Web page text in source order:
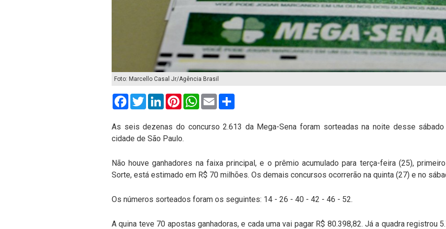
Foto: Marcello Casal Jr/Agência Brasil
FacebookTwitterLinkedInPinterestWhatsApp
Email
As seis dezenas do concurso 2.613 da Mega-Sena foram sorteadas na noite desse
cidade de São Paulo.
Não houve ganhadores na faixa principal, e o prêmio acumulado para terça-feira (25),
Sorte, está estimado em R$ 70 milhões. Os demais concursos ocorrerão na quinta (27) e no
Os números sorteados foram os seguintes: 14 - 26 - 40 - 42 - 46 - 52.
A quina teve 70 apostas ganhadoras, e cada uma vai pagar R$ 80.398,82. Já a quadra registrou